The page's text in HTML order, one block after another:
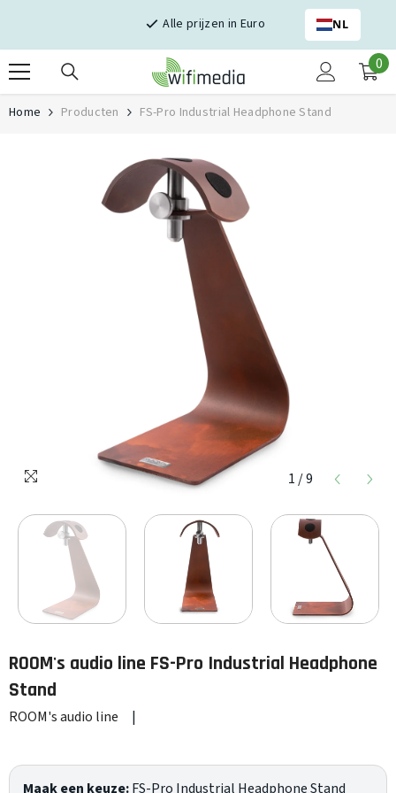
Alle prijzen in Euro NL
0
0
Home Producten FS-Pro Industrial Headphone Stand
ROOM's audio line FS-Pro Industrial Headphone
Stand
ROOM's audio line |
1 /9
Maak een keuze:FS-Pro Industrial Headphone Stand